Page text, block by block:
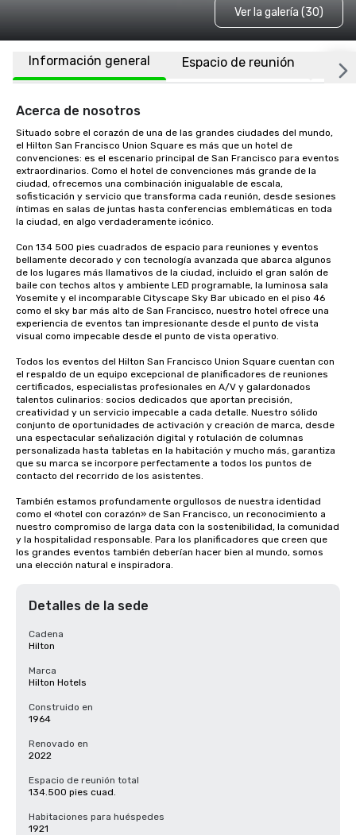
Ver la galería (30)
Información general Espacio de reunión
Acerca de nosotros
Situado sobre el corazón de una de las grandes ciudades del mundo,
el Hilton San Francisco Union Square es más que un hotel de
convenciones: es el escenario principal de San Francisco para eventos
extraordinarios. Como el hotel de convenciones más grande de la
ciudad, ofrecemos una combinación inigualable de escala,
sofisticación y servicio que transforma cada reunión, desde sesiones
íntimas en salas de juntas hasta conferencias emblemáticas en toda
la ciudad, en algo verdaderamente icónico.
Con 134 500 pies cuadrados de espacio para reuniones y eventos
bellamente decorado y con tecnología avanzada que abarca algunos
de los lugares más llamativos de la ciudad, incluido el gran salón de
baile con techos altos y ambiente LED programable, la luminosa sala
Yosemite y el incomparable Cityscape Sky Bar ubicado en el piso 46
como el sky bar más alto de San Francisco, nuestro hotel ofrece una
experiencia de eventos tan impresionante desde el punto de vista
visual como impecable desde el punto de vista operativo.
Todos los eventos del Hilton San Francisco Union Square cuentan con
el respaldo de un equipo excepcional de planificadores de reuniones
certificados, especialistas profesionales en A/V y galardonados
talentos culinarios: socios dedicados que aportan precisión,
creatividad y un servicio impecable a cada detalle. Nuestro sólido
conjunto de oportunidades de activación y creación de marca, desde
una espectacular señalización digital y rotulación de columnas
personalizada hasta tabletas en la habitación y mucho más, garantiza
que su marca se incorpore perfectamente a todos los puntos de
contacto del recorrido de los asistentes.
También estamos profundamente orgullosos de nuestra identidad
como el «hotel con corazón» de San Francisco, un reconocimiento a
nuestro compromiso de larga data con la sostenibilidad, la comunidad
y la hospitalidad responsable. Para los planificadores que creen que
los grandes eventos también deberían hacer bien al mundo, somos
una elección natural e inspiradora.
Detalles de la sede
Cadena
Hilton
Marca
Hilton Hotels
Construido en
1964
Renovado en
2022
Espacio de reunión total
134.500 pies cuad.
Habitaciones para huéspedes
1921